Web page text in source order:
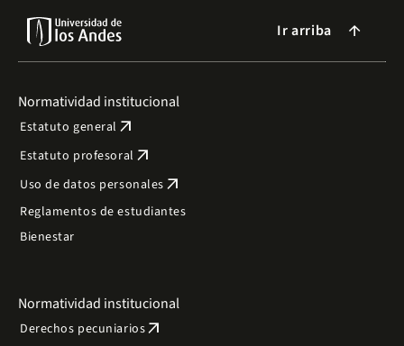
Ir arriba arrow_forward
Normatividad institucional
Estatuto general arrow_outward
Estatuto profesoral arrow_outward
Uso de datos personales arrow_outward
Reglamentos de estudiantes
Bienestar
Normatividad institucional
Derechos pecuniariosarrow_outward